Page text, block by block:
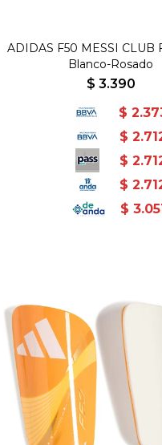
ADIDAS F50 MESSI CLUB
Blanco-Rosado
$ 3.390
$
$
$
$
$